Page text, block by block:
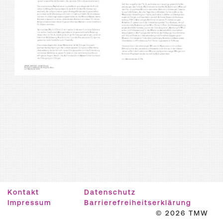
Kontakt
Datenschutz
Impressum
Barrierefreiheitserklärung
© 2026 TMW